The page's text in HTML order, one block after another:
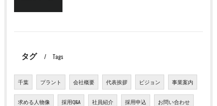
タグ Tags
千葉 プラント 会社概要 代表挨拶 ビジョン 事業案内
求める人物像 採用Q&A 社員紹介 採用申込 お問い合わせ